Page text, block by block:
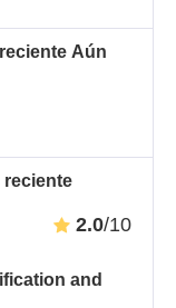
Aún
reciente
2.0/10
and